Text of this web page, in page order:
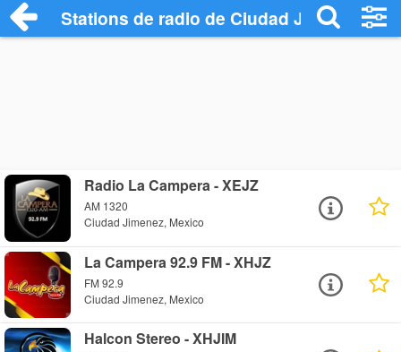
Stations de radio de Ciudad Jimenez
Radio La Campera - XEJZ
AM 1320
Ciudad Jimenez, Mexico
La Campera 92.9 FM - XHJZ
FM 92.9
Ciudad Jimenez, Mexico
Halcon Stereo - XHJIM